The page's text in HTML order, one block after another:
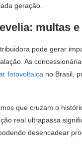
geração.
multas
pode gerar
As
fotovoltaica no Brasil,
que cruzam o
real ultrapassa
desencadear